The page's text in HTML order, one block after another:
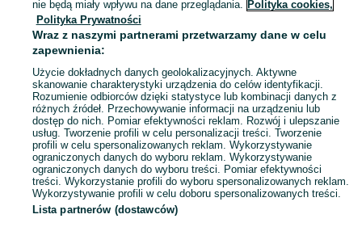
Mapa miejscowości
Mapa ministron
nie będą miały wpływu na dane przeglądania. Polityka cookies,
Polityka Prywatności
Wraz z naszymi partnerami przetwarzamy dane w celu
zapewnienia:
Użycie dokładnych danych geolokalizacyjnych. Aktywne
skanowanie charakterystyki urządzenia do celów identyfikacji.
Rozumienie odbiorców dzięki statystyce lub kombinacji danych z
różnych źródeł. Przechowywanie informacji na urządzeniu lub
dostęp do nich. Pomiar efektywności reklam. Rozwój i ulepszanie
usług. Tworzenie profili w celu personalizacji treści. Tworzenie
profili w celu spersonalizowanych reklam. Wykorzystywanie
ograniczonych danych do wyboru reklam. Wykorzystywanie
ograniczonych danych do wyboru treści. Pomiar efektywności
treści. Wykorzystanie profili do wyboru spersonalizowanych reklam.
Wykorzystywanie profili w celu doboru spersonalizowanych treści.
Lista partnerów (dostawców)